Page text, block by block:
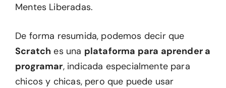
Mentes Liberadas.
De forma resumida, podemos decir que
Scratch es una plataforma para aprender a
programar, indicada especialmente para
chicos y chicas, pero que puede usar